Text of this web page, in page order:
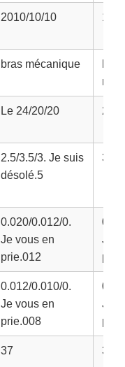
2010/10/10 10
bras mécanique
Le 24/20/20 20
2.5/3.5/3. Je suis
désolé.5
3.5
0.020/0.012/0.
Je vous en
prie.012
Je
0.012/0.010/0.
Je vous en
prie.008
Je
37 37